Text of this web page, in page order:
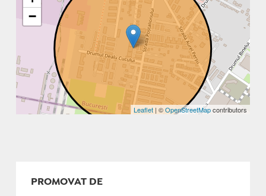
−
Leaflet | ©OpenStreetMapcontributors
PROMOVAT DE